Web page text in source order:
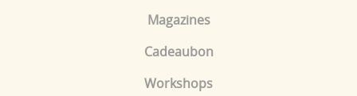
Magazines
Cadeaubon
Workshops